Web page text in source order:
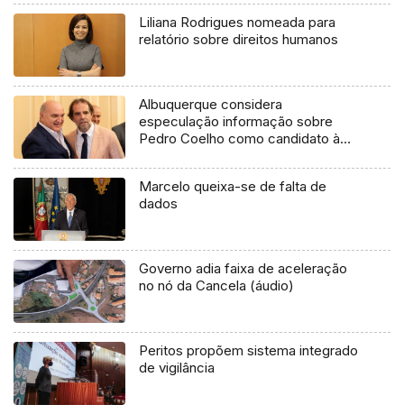
Liliana Rodrigues nomeada para
relatório sobre direitos humanos
Albuquerque considera
especulação informação sobre
Pedro Coelho como candidato à
Marcelo queixa-se de falta de
dados
Governo adia faixa de aceleração
no nó da Cancela (áudio)
Peritos propõem sistema integrado
de vigilância